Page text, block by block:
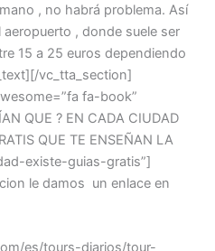
, no habrá problema. Así
, donde suele ser
15 a 25 euros dependiendo
vc_tta_section]
fa-book”
QUE ? EN CADA CIUDAD
QUE TE ENSEÑAN LA
existe-guias-gratis”]
le damos un enlace en
es/tours-diarios/tour-